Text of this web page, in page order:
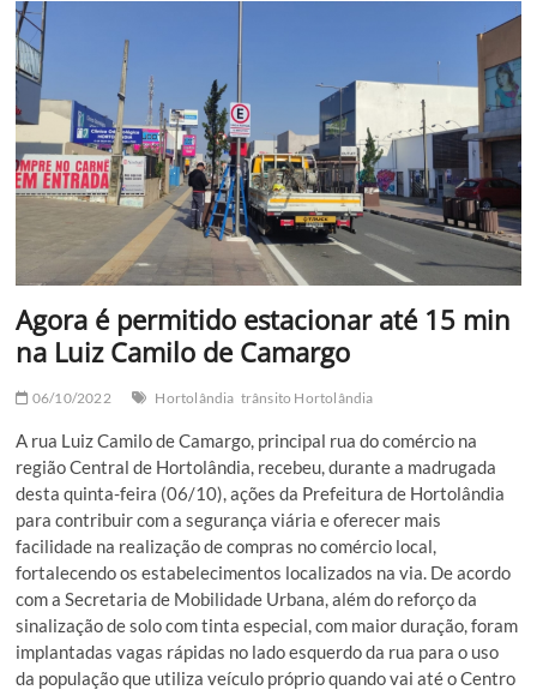
Agora é permitido estacionar até 15 min
na Luiz Camilo de Camargo
06/10/2022 Hortolândia trânsito Hortolândia
A rua Luiz Camilo de Camargo, principal rua do comércio na
região Central de Hortolândia, recebeu, durante a madrugada
desta quinta-feira (06/10), ações da Prefeitura de Hortolândia
para contribuir com a segurança viária e oferecer mais
facilidade na realização de compras no comércio local,
fortalecendo os estabelecimentos localizados na via. De acordo
com a Secretaria de Mobilidade Urbana, além do reforço da
sinalização de solo com tinta especial, com maior duração, foram
implantadas vagas rápidas no lado esquerdo da rua para o uso
da população que utiliza veículo próprio quando vai até o Centro